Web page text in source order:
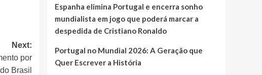
Next:
por
Brasil
Espanha elimina Portugal e encerra sonho
mundialista em jogo que poderá marcar a
despedida de Cristiano Ronaldo
Portugal no Mundial 2026: A Geração que
Quer Escrever a História